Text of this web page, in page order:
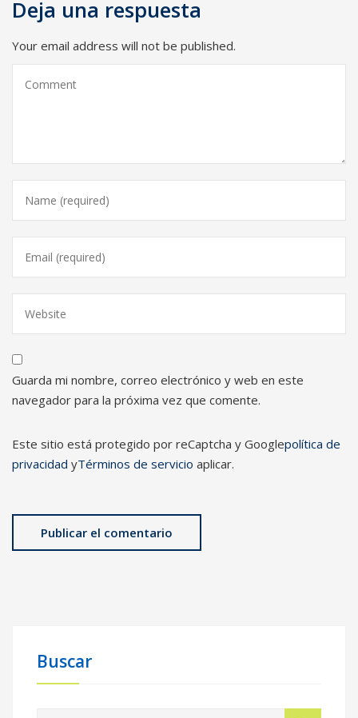
Deja una respuesta
Your email address will not be published.
Guarda mi nombre, correo electrónico y web en este
navegador para la próxima vez que comente.
Este sitio está protegido por reCaptcha y Googlepolítica de
privacidad yTérminos de servicio aplicar.
Buscar